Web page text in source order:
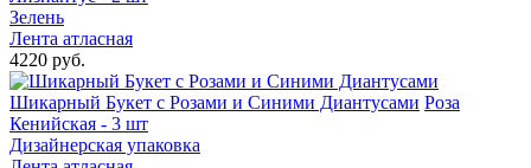
Зелень
Лента атласная
4220 руб.
Шикарный Букет с Розами и Синими Диантусами Роза
Кенийская - 3 шт
Дизайнерская упаковка